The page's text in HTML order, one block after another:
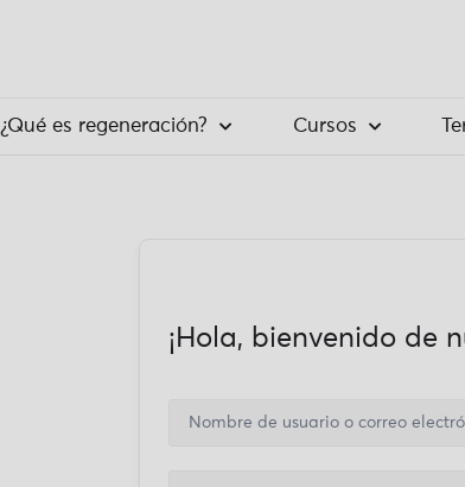
¿Qué es regeneración? Cursos
¡Hola, bienvenido de